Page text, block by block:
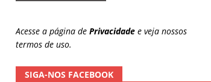
Acesse a página de Privacidade e veja nossos
termos de uso.
SIGA-NOS FACEBOOK